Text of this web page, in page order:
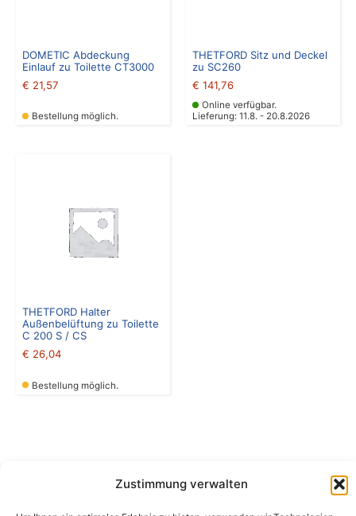
Zustimmung verwalten
DOMETIC Abdeckung
Einlauf zu Toilette CT3000
€ 21,57
Bestellung möglich.
THETFORD Sitz und Deckel
zu SC260
€ 141,76
Online verfügbar.
Lieferung: 11.8. - 20.8.2026
THETFORD Halter
Außenbelüftung zu Toilette
C 200 S / CS
€ 26,04
Bestellung möglich.
Camping Bergler GmbH